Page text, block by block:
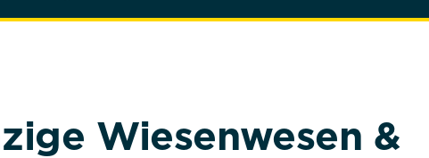
Wiesenwesen &